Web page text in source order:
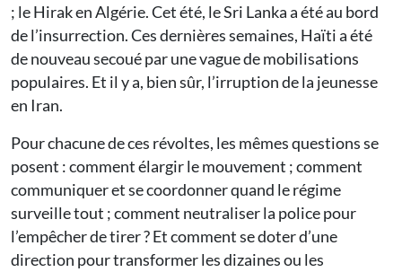
; le Hirak en Algérie. Cet été, le Sri Lanka a été au bord
de l’insurrection. Ces dernières semaines, Haïti a été
de nouveau secoué par une vague de mobilisations
populaires. Et il y a, bien sûr, l’irruption de la jeunesse
en Iran.
Pour chacune de ces révoltes, les mêmes questions se
posent : comment élargir le mouvement ; comment
communiquer et se coordonner quand le régime
surveille tout ; comment neutraliser la police pour
l’empêcher de tirer ? Et comment se doter d’une
direction pour transformer les dizaines ou les